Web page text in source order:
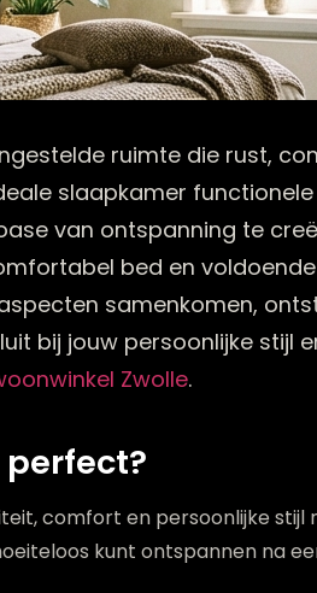
ruimte die rust,
slaapkamer
van ontspanning te
bed en
samenkomen,
bij jouw persoonlijke stijl
Zwolle.
comfort en persoonlijke stijl
kunt ontspannen na